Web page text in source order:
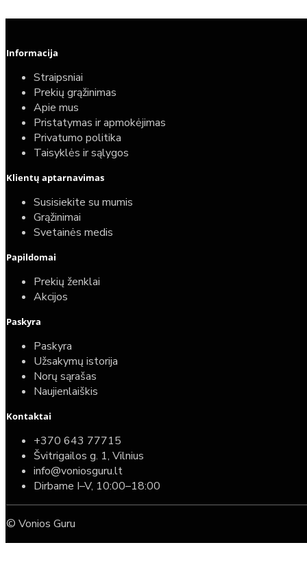
Informacija
Straipsniai
Prekių grąžinimas
Apie mus
Pristatymas ir apmokėjimas
Privatumo politika
Taisyklės ir sąlygos
Klientų aptarnavimas
Susisiekite su mumis
Grąžinimai
Svetainės medis
Papildomai
Prekių ženklai
Akcijos
Paskyra
Paskyra
Užsakymų istorija
Norų sąrašas
Naujienlaiškis
Kontaktai
+370 643 77715
Švitrigailos g. 1, Vilnius
info@voniosguru.lt
Dirbame I–V, 10:00–18:00
© Vonios Guru